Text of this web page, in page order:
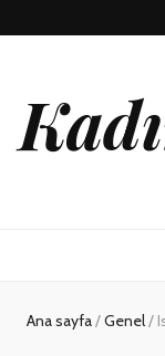
Ana sayfa/Genel/